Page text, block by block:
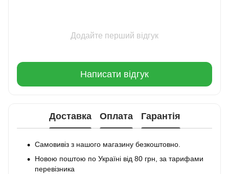
Додайте перший відгук
Написати відгук
Доставка Оплата Гарантія
Самовивіз з нашого магазину безкоштовно.
Новою поштою по Україні від 80 грн, за тарифами
перевізника